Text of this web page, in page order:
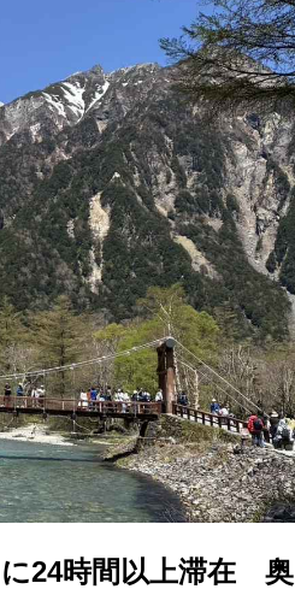
24時間以上滞在 奥